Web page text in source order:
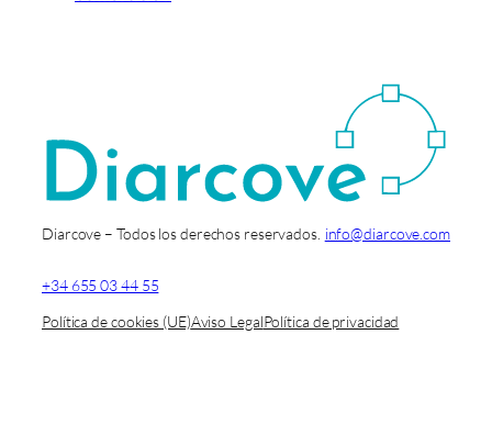
Diarcove – Todos los derechos reservados. info@diarcove.com
+34 655 03 44 55
Política de cookies (UE)Aviso LegalPolítica de privacidad